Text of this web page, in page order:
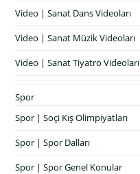
Video | Sanat Dans Videoları
Video | Sanat Müzik Videoları
Video | Sanat Tiyatro Videoları
Spor
Spor | Soçi Kış Olimpiyatları
Spor | Spor Dalları
Spor | Spor Genel Konular